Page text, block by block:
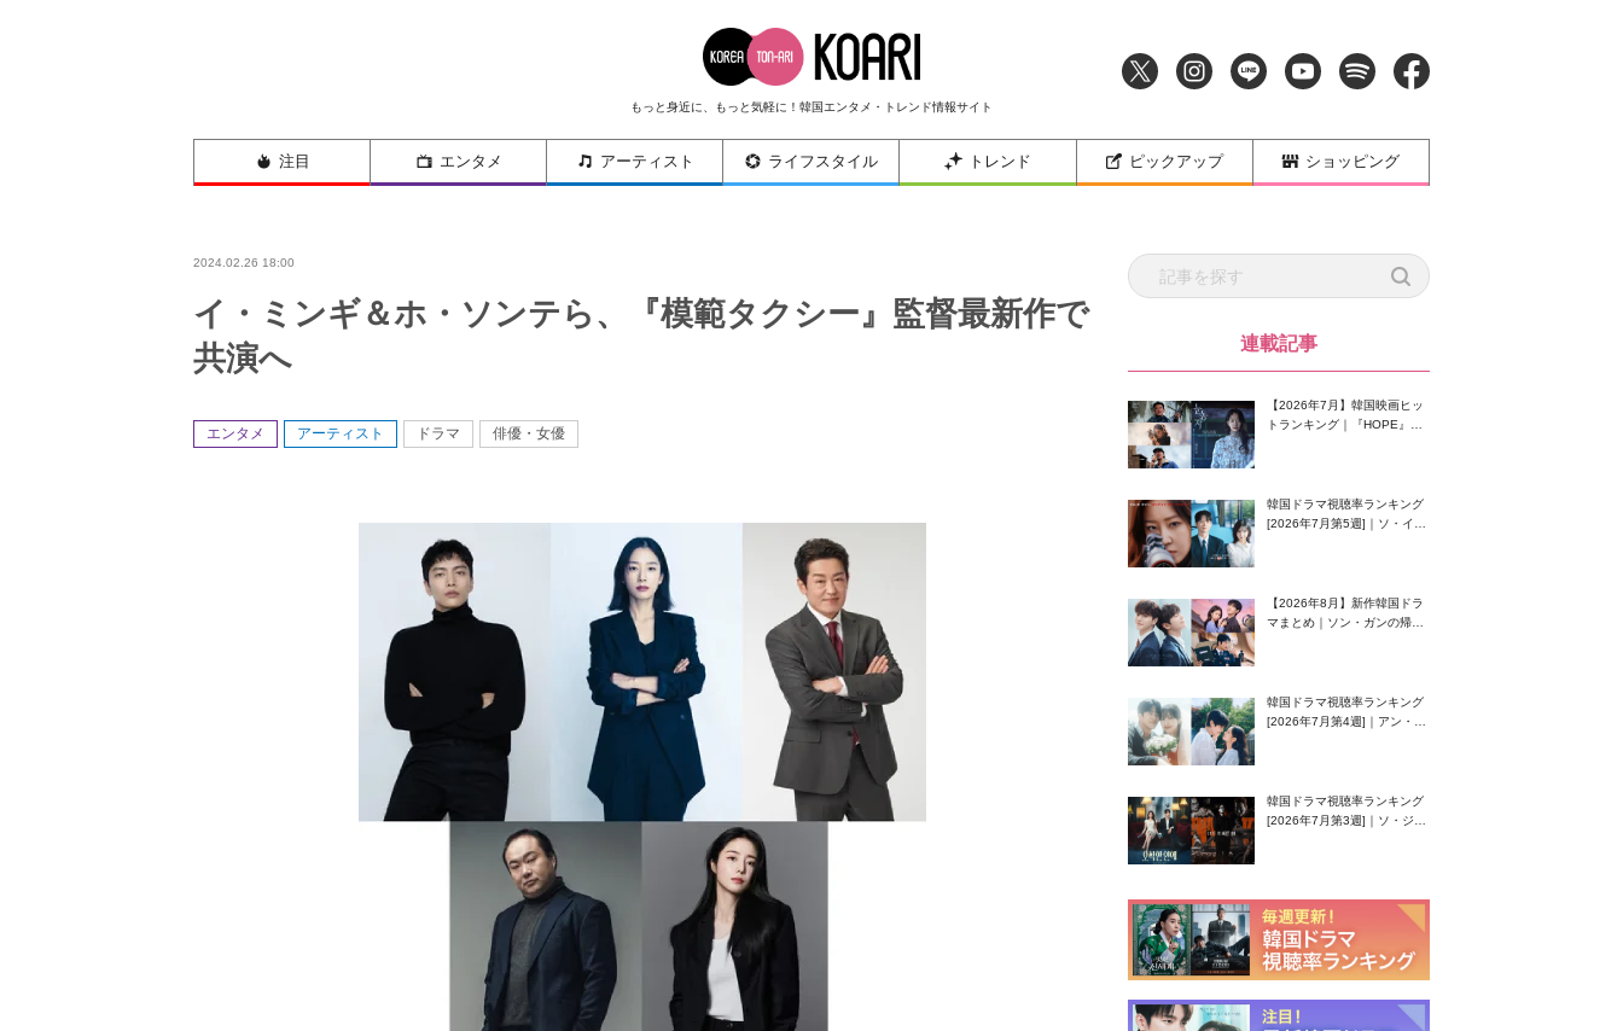
もっと身近に、もっと気軽に！韓国エンタメ・トレンド情報サイト
注目 エンタメ アーティスト ライフスタイル トレンド ピックアップ ショッピング
2024.02.26 18:00
イ・ミンギ＆ホ・ソンテら、『模範タクシー』監督最新作で
共演へ
エンタメ アーティスト ドラマ 俳優・女優
連載記事
【2026年7月】韓国映画ヒッ
トランキング｜『HOPE』が
韓国ドラマ視聴率ランキング
[2026年7月第5週]｜ソ・イン
【2026年8月】新作韓国ドラ
マまとめ｜ソン・ガンの帰
韓国ドラマ視聴率ランキング
[2026年7月第4週]｜アン・ヒ
韓国ドラマ視聴率ランキング
[2026年7月第3週]｜ソ・ジソ